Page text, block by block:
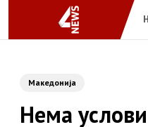
Македонија
Нема